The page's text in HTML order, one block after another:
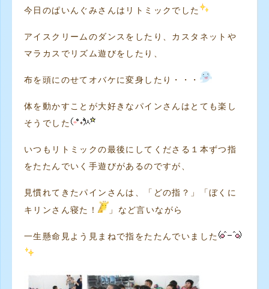
今日のぱいんぐみさんはリトミックでした
アイスクリームのダンスをしたり、カスタネットや
マラカスでリズム遊びをしたり、
布を頭にのせてオバケに変身したり・・・
体を動かすことが大好きなパインさんはとても楽し
そうでした
いつもリトミックの最後にしてくださる１本ずつ指
をたたんでいく手遊びがあるのですが、
見慣れてきたパインさんは、「どの指？」「ぼくに
キリンさん寝た！
」など言いながら
一生懸命見よう見まねで指をたたんでいました